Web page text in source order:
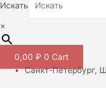
Искать
×
0,00 ₽ 0 Cart
Санкт-Петербург,